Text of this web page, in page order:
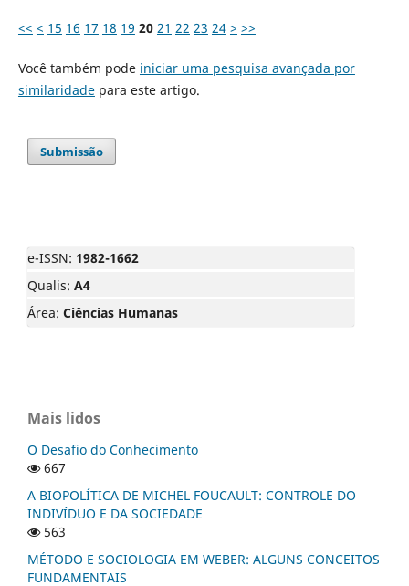
<< < 15 16 17 18 19 20 21 22 23 24 > >>
Você também pode iniciar uma pesquisa avançada por
similaridadepara este artigo.
Submissão
e-ISSN: 1982-1662
Qualis: A4
Área: Ciências Humanas
Mais lidos
O Desafio do Conhecimento
667
A BIOPOLÍTICA DE MICHEL FOUCAULT: CONTROLE DO
INDIVÍDUO E DA SOCIEDADE
563
MÉTODO E SOCIOLOGIA EM WEBER: ALGUNS CONCEITOS
FUNDAMENTAIS